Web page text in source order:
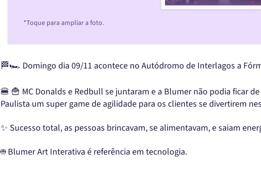
*Toque para ampliar a foto.
🏁🏎 Domingo dia 09/11 acontece no Autódromo de Interlagos a
🍔 🍟 MC Donalds e Redbull se juntaram e a Blumer não podia ficar
Paulista um super game de agilidade para os clientes se divertirem
✨ Sucesso total, as pessoas brincavam, se alimentavam, e saiam
🤖 Blumer Art Interativa é referência em tecnologia.